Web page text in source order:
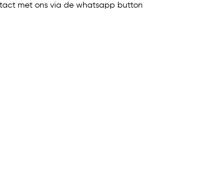
met ons via de whatsapp button